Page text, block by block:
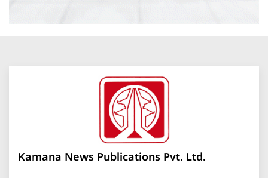
Kamana News Publications Pvt. Ltd.